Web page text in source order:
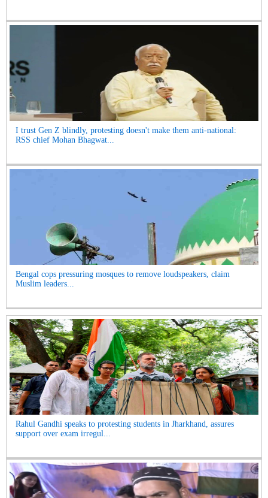
I trust Gen Z blindly, protesting doesn't make them anti-national:
RSS chief Mohan Bhagwat...
Bengal cops pressuring mosques to remove loudspeakers, claim
Muslim leaders...
Rahul Gandhi speaks to protesting students in Jharkhand, assures
support over exam irregul...